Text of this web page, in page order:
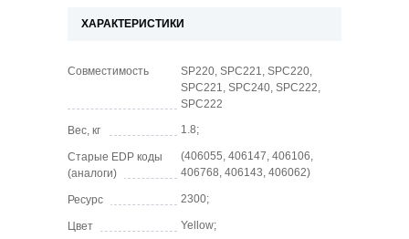
ХАРАКТЕРИСТИКИ
Совместимость
SP220, SPC221, SPC220,
SPC221, SPC240, SPC222,
SPC222
Вес, кг 1.8;
Старые EDP коды
(аналоги)
(406055, 406147, 406106,
406768, 406143, 406062)
Ресурс 2300;
Цвет Yellow;